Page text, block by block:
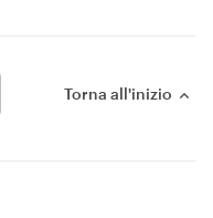
Torna all'inizio